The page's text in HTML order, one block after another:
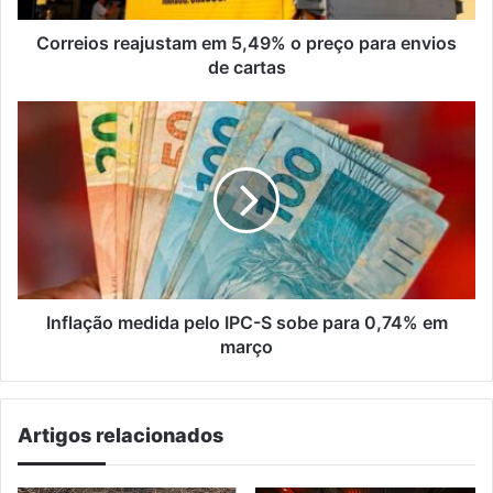
de
cartas
Correios reajustam em 5,49% o preço para envios
de cartas
em
marçoInflação medida pelo IPC-S sobe para 0,74% em
março
Artigos relacionados